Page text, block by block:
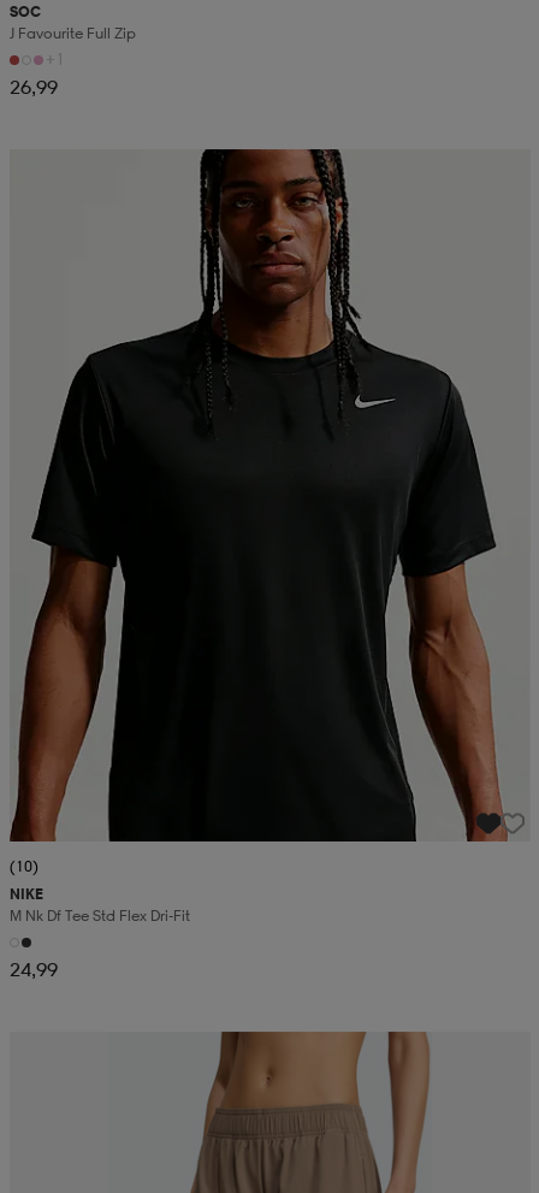
SOC
J Favourite Full Zip
+1
26,99
(10)
NIKE
M Nk Df Tee Std Flex Dri-Fit
24,99